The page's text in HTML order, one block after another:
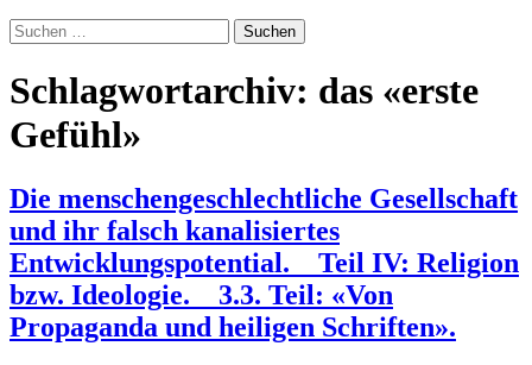
Suchen
nach:
Schlagwortarchiv: das «erste
Gefühl»
Die menschengeschlechtliche Gesellschaft
und ihr falsch kanalisiertes
Entwicklungspotential. _ Teil IV: Religion
bzw. Ideologie. _ 3.3. Teil: «Von
Propaganda und heiligen Schriften».